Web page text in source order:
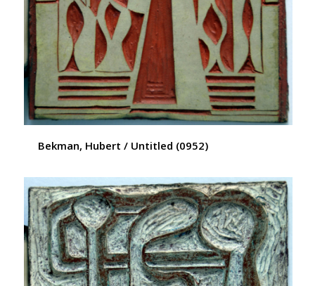
Bekman, Hubert / Untitled (0952)